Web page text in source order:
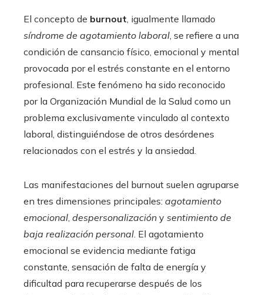
El concepto de burnout , igualmente llamado
síndrome de agotamiento laboral , se refiere a una
condición de cansancio físico, emocional y mental
provocada por el estrés constante en el entorno
profesional. Este fenómeno ha sido reconocido
por la Organización Mundial de la Salud como un
problema exclusivamente vinculado al contexto
laboral, distinguiéndose de otros desórdenes
relacionados con el estrés y la ansiedad.
Las manifestaciones del burnout suelen agruparse
en tres dimensiones principales: agotamiento
emocional despersonalización y sentimiento de
baja realización personal . El agotamiento
emocional se evidencia mediante fatiga
constante, sensación de falta de energía y
dificultad para recuperarse después de los